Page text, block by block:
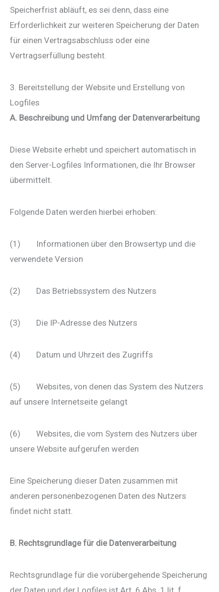
Speicherfrist abläuft, es sei denn, dass eine
Erforderlichkeit zur weiteren Speicherung der Daten
für einen Vertragsabschluss oder eine
Vertragserfüllung besteht.
3. Bereitstellung der Website und Erstellung von
Logfiles
A. Beschreibung und Umfang der Datenverarbeitung
Diese Website erhebt und speichert automatisch in
den Server-Logfiles Informationen, die Ihr Browser
übermittelt.
Folgende Daten werden hierbei erhoben:
(1) Informationen über den Browsertyp und die
verwendete Version
(2) Das Betriebssystem des Nutzers
(3) Die IP-Adresse des Nutzers
(4) Datum und Uhrzeit des Zugriffs
(5) Websites, von denen das System des Nutzers
auf unsere Internetseite gelangt
(6) Websites, die vom System des Nutzers über
unsere Website aufgerufen werden
Eine Speicherung dieser Daten zusammen mit
anderen personenbezogenen Daten des Nutzers
findet nicht statt.
B. Rechtsgrundlage für die Datenverarbeitung
Rechtsgrundlage für die vorübergehende Speicherung
der Daten und der Logfiles ist Art. 6 Abs. 1 lit. f